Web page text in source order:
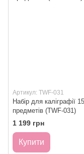
Артикул: TWF-031
Набір для каліграфії 15
предметів (TWF-031)
1 199 грн
Купити